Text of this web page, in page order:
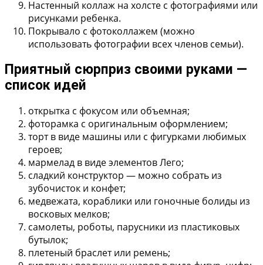
Настенный коллаж на холсте с фотографиями или
рисунками ребенка.
Покрывало с фотоколлажем (можно
использовать фотографии всех членов семьи).
Приятный сюрприз своими руками —
список идей
открытка с фокусом или объемная;
фоторамка с оригинальным оформлением;
торт в виде машины или с фигурками любимых
героев;
мармелад в виде элементов Лего;
сладкий конструктор — можно собрать из
зубочисток и конфет;
медвежата, кораблики или гоночные болиды из
восковых мелков;
самолеты, роботы, парусники из пластиковых
бутылок;
плетеный браслет или ремень;